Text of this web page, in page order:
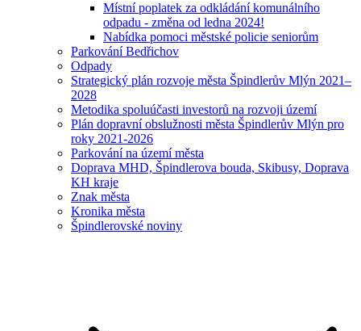
Místní poplatek za odkládání komunálního
odpadu - změna od ledna 2024!
Nabídka pomoci městské policie seniorům
Parkování Bedřichov
Odpady
Strategický plán rozvoje města Špindlerův Mlýn 2021–
2028
Metodika spoluúčasti investorů na rozvoji území
Plán dopravní obslužnosti města Špindlerův Mlýn pro
roky 2021-2026
Parkování na území města
Doprava MHD, Špindlerova bouda, Skibusy, Doprava
KH kraje
Znak města
Kronika města
Špindlerovské noviny